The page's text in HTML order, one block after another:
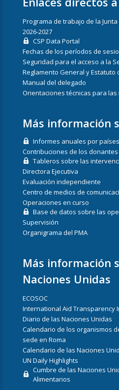
Programa de trabajo de la
2026-2027
CSP Data Portal
Fechas de los períodos de
Seguridad para el acceso a la
Reglamento General y Estatuto
Manual del delegado
Orientaciones técnicas para
Más información
Informes anuales por países
Contribuciones de los donantes
Tableros sobre las
Directora Ejecutiva
Evaluación independiente
Centro de medios de
Operaciones en curso
Base de datos sobre las
Supervisión
Organigrama del PMA
Más información
Naciones Unidas
ECOSOC
International Aid Transparency
Diario de las Naciones Unidas
Calendario de los organismos
sede en Roma
Calendario de las Naciones
UN Daily Highlights
Cumbre de las Naciones
Alimentarios